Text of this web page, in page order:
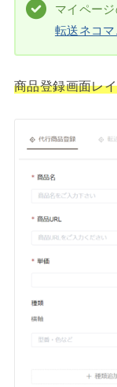
マイペー
転送ネコ
商品登録画面レ